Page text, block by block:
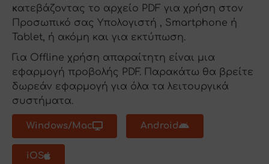
κατεβάζοντας το αρχείο PDF για χρήση στον
Προσωπικό σας Υπολογιστή , Smartphone ή
Tablet, ή ακόμη και για εκτύπωση.
Για Offline χρήση απαραίτητη είναι μια
εφαρμογή προβολής PDF. Παρακάτω θα βρείτε
δωρεάν εφαρμογή για όλα τα λειτουργικά
συστήματα.
Windows/Mac Android
iOS